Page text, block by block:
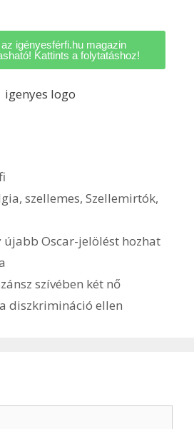
igényesférfi.hu magazin
Kattints a folytatáshoz!
,szellemes,Szellemirtók,
újabb Oscar-jelölést hozhat
szívében két nő
diszkrimináció ellen